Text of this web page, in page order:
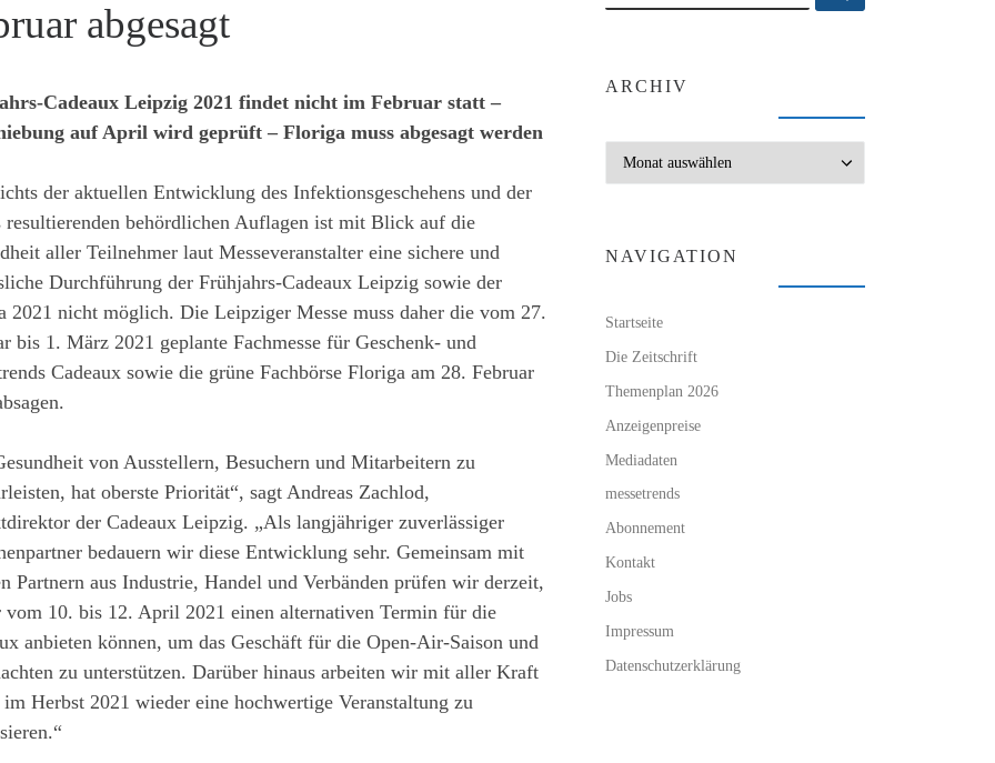
abgesagt
Cadeaux Leipzig 2021 findet nicht im Februar statt –
auf April wird geprüft – Floriga muss abgesagt werden
der aktuellen Entwicklung des Infektionsgeschehens und der
resultierenden behördlichen Auflagen ist mit Blick auf die
aller Teilnehmer laut Messeveranstalter eine sichere und
Durchführung der Frühjahrs-Cadeaux Leipzig sowie der
2021 nicht möglich. Die Leipziger Messe muss daher die vom 27.
bis 1. März 2021 geplante Fachmesse für Geschenk- und
Cadeaux sowie die grüne Fachbörse Floriga am 28. Februar
von Ausstellern, Besuchern und Mitarbeitern zu
hat oberste Priorität“, sagt Andreas Zachlod,
der Cadeaux Leipzig. „Als langjähriger zuverlässiger
bedauern wir diese Entwicklung sehr. Gemeinsam mit
Partnern aus Industrie, Handel und Verbänden prüfen wir derzeit,
10. bis 12. April 2021 einen alternativen Termin für die
anbieten können, um das Geschäft für die Open-Air-Saison und
zu unterstützen. Darüber hinaus arbeiten wir mit aller Kraft
im Herbst 2021 wieder eine hochwertige Veranstaltung zu
ARCHIV
NAVIGATION
Startseite
Die Zeitschrift
Themenplan 2026
Anzeigenpreise
Mediadaten
messetrends
Abonnement
Kontakt
Jobs
Impressum
Datenschutzerklärung